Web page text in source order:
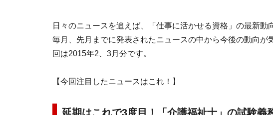
日々のニュースを追えば、「仕事に活かせる資格」の最新動
毎月、先月までに発表されたニュースの中から今後の動向が
回は2015年2、3月分です。
【今回注目したニュースはこれ！】
延期はこれで3度目！「介護福祉士」の試験義